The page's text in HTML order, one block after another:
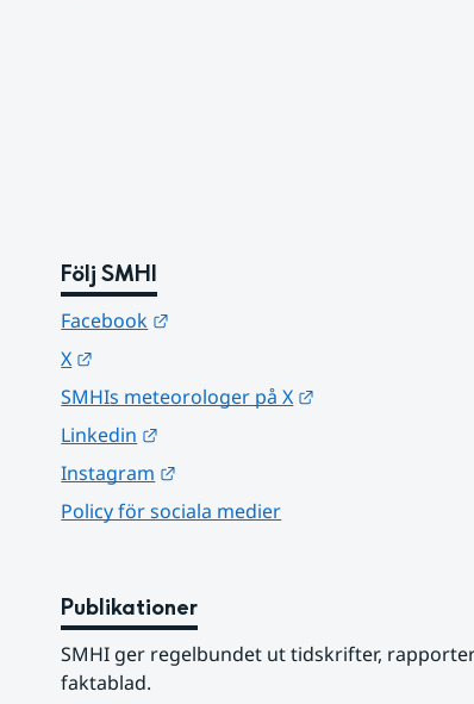
Följ SMHI
Facebook
X
SMHIs meteorologer på X
Linkedin
Instagram
Policy för sociala medier
Publikationer
SMHI ger regelbundet ut tidskrifter,
faktablad.